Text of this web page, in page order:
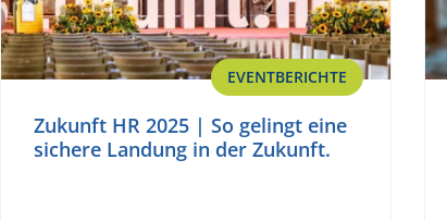
EVENTBERICHTE
Zukunft HR 2025 | So gelingt eine
sichere Landung in der Zukunft.